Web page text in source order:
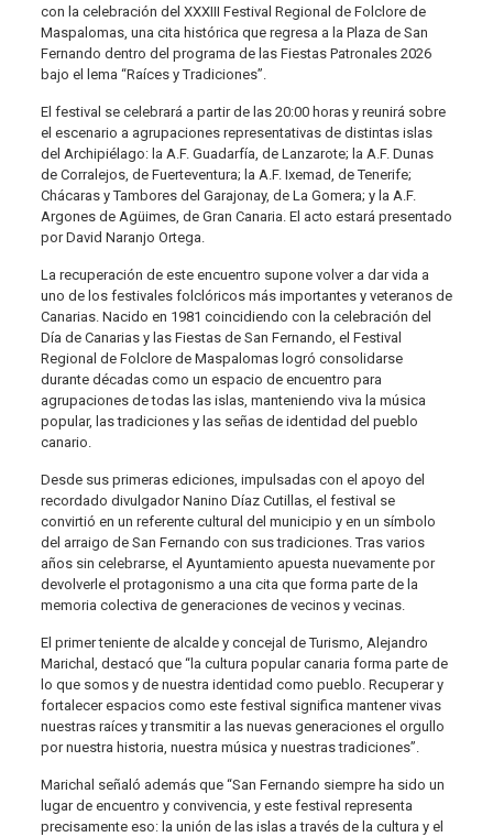
con la celebración del XXXIII Festival Regional de Folclore de
Maspalomas, una cita histórica que regresa a la Plaza de San
Fernando dentro del programa de las Fiestas Patronales 2026
bajo el lema “Raíces y Tradiciones”.
El festival se celebrará a partir de las 20:00 horas y reunirá sobre
el escenario a agrupaciones representativas de distintas islas
del Archipiélago: la A.F. Guadarfía, de Lanzarote; la A.F. Dunas
de Corralejos, de Fuerteventura; la A.F. Ixemad, de Tenerife;
Chácaras y Tambores del Garajonay, de La Gomera; y la A.F.
Argones de Agüimes, de Gran Canaria. El acto estará presentado
por David Naranjo Ortega.
La recuperación de este encuentro supone volver a dar vida a
uno de los festivales folclóricos más importantes y veteranos de
Canarias. Nacido en 1981 coincidiendo con la celebración del
Día de Canarias y las Fiestas de San Fernando, el Festival
Regional de Folclore de Maspalomas logró consolidarse
durante décadas como un espacio de encuentro para
agrupaciones de todas las islas, manteniendo viva la música
popular, las tradiciones y las señas de identidad del pueblo
canario.
Desde sus primeras ediciones, impulsadas con el apoyo del
recordado divulgador Nanino Díaz Cutillas, el festival se
convirtió en un referente cultural del municipio y en un símbolo
del arraigo de San Fernando con sus tradiciones. Tras varios
años sin celebrarse, el Ayuntamiento apuesta nuevamente por
devolverle el protagonismo a una cita que forma parte de la
memoria colectiva de generaciones de vecinos y vecinas.
El primer teniente de alcalde y concejal de Turismo, Alejandro
Marichal, destacó que “la cultura popular canaria forma parte de
lo que somos y de nuestra identidad como pueblo. Recuperar y
fortalecer espacios como este festival significa mantener vivas
nuestras raíces y transmitir a las nuevas generaciones el orgullo
por nuestra historia, nuestra música y nuestras tradiciones”.
Marichal señaló además que “San Fernando siempre ha sido un
lugar de encuentro y convivencia, y este festival representa
precisamente eso: la unión de las islas a través de la cultura y el